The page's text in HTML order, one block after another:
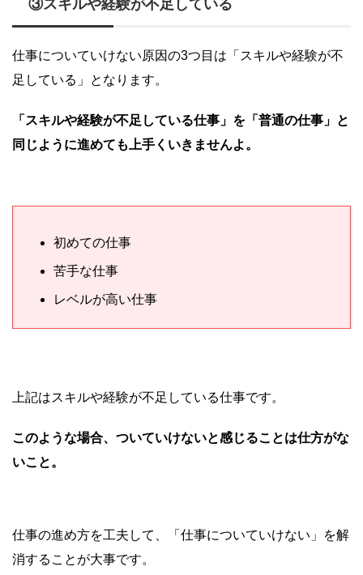
③スキルや経験が不足している
仕事についていけない原因の3つ目は「スキルや経験が不
足している」となります。
「スキルや経験が不足している仕事」を「普通の仕事」と
同じように進めても上手くいきませんよ。
初めての仕事
苦手な仕事
レベルが高い仕事
上記はスキルや経験が不足している仕事です。
このような場合、ついていけないと感じることは仕方がな
いこと。
仕事の進め方を工夫して、「仕事についていけない」を解
消することが大事です。